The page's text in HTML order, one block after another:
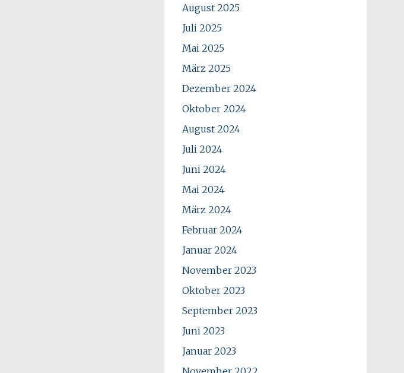
August 2025
Juli 2025
Mai 2025
März 2025
Dezember 2024
Oktober 2024
August 2024
Juli 2024
Juni 2024
Mai 2024
März 2024
Februar 2024
Januar 2024
November 2023
Oktober 2023
September 2023
Juni 2023
Januar 2023